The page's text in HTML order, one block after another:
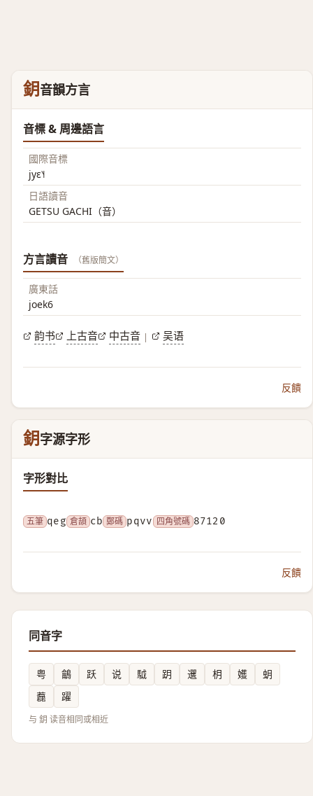
鈅音韻方言
音標 & 周邊語言
國際音標
jyɛ˥˧
日語讀音
GETSU GACHI（音）
方言讀音 （舊版簡文）
廣東話
joek6
韵书 上古音 中古音 | 吴语
反饋
鈅字源字形
字形對比
五筆 qeg 倉頡 cb 鄭碼 pqvv 四角號碼 87120
反饋
同音字
粤 鸙 跃 说 䮅 跀 䢲 枂 嬳
蚏
䖃
躍
与 鈅 读音相同或相近